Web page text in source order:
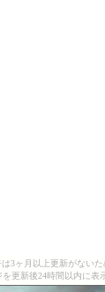
3ヶ月以上更新がないた
更新後24時間以内に表